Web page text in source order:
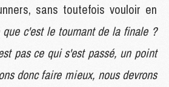
sans toutefois vouloir en
que c'est le tournant de la finale ?
pas ce qui s'est passé, un point
donc faire mieux, nous devrons